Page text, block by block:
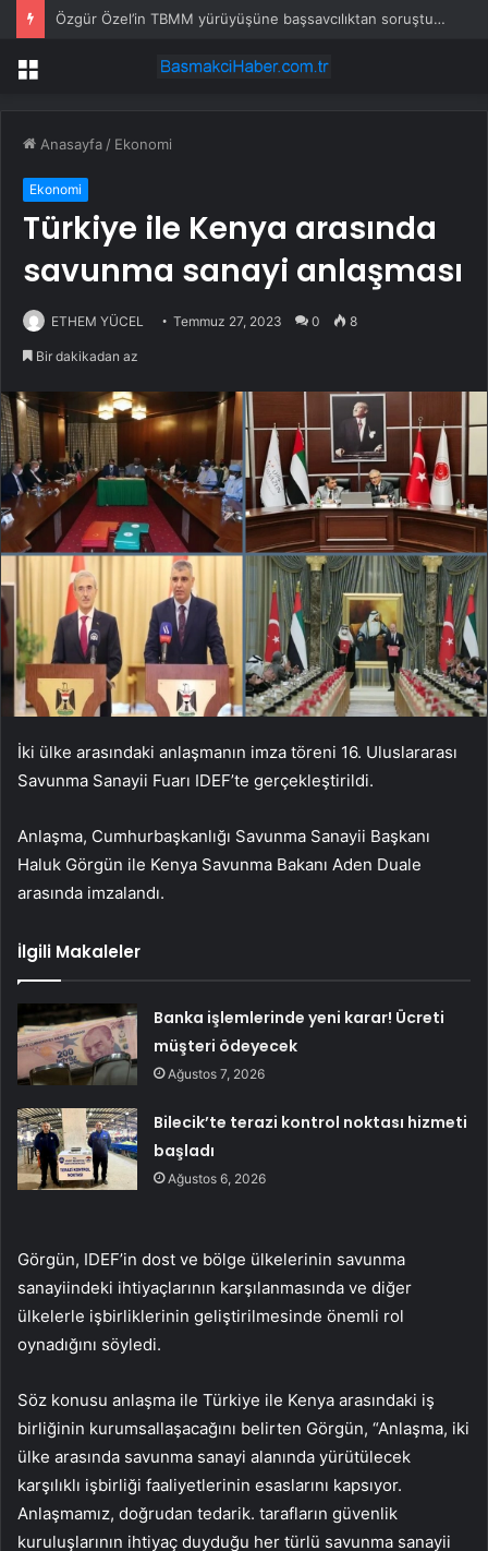
Özgür Özel’in TBMM yürüyüşüne başsavcılıktan soruşturma
Menü
Anasayfa / Ekonomi
Ekonomi
Türkiye ile Kenya arasında
savunma sanayi anlaşması
ETHEM YÜCEL Temmuz 27, 2023 0 8
Bir dakikadan az
İki ülke arasındaki anlaşmanın imza töreni 16. Uluslararası
Savunma Sanayii Fuarı IDEF’te gerçekleştirildi.
Anlaşma, Cumhurbaşkanlığı Savunma Sanayii Başkanı
Haluk Görgün ile Kenya Savunma Bakanı Aden Duale
arasında imzalandı.
İlgili Makaleler
Banka işlemlerinde yeni karar! Ücreti
müşteri ödeyecek
Ağustos 7, 2026
Bilecik’te terazi kontrol noktası hizmeti
başladı
Ağustos 6, 2026
Görgün, IDEF’in dost ve bölge ülkelerinin savunma
sanayiindeki ihtiyaçlarının karşılanmasında ve diğer
ülkelerle işbirliklerinin geliştirilmesinde önemli rol
oynadığını söyledi.
Söz konusu anlaşma ile Türkiye ile Kenya arasındaki iş
birliğinin kurumsallaşacağını belirten Görgün, “Anlaşma, iki
ülke arasında savunma sanayi alanında yürütülecek
karşılıklı işbirliği faaliyetlerinin esaslarını kapsıyor.
Anlaşmamız, doğrudan tedarik. tarafların güvenlik
kuruluşlarının ihtiyaç duyduğu her türlü savunma sanayii